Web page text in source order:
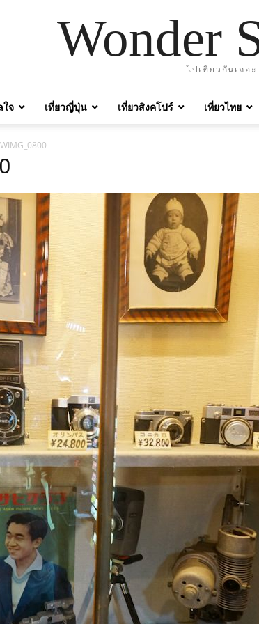
Wonder
ไปเที่ยวกันเถอ
ใจ เที่ยวญี่ปุ่น เที่ยวสิงคโปร์ เที่ยวไทย
WIMG_0800